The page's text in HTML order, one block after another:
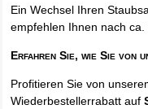
Ein Wechsel Ihren
empfehlen Ihnen nach
Erfahren Sie, wie Sie von
Profitieren Sie von
Wiederbestellerrabatt auf